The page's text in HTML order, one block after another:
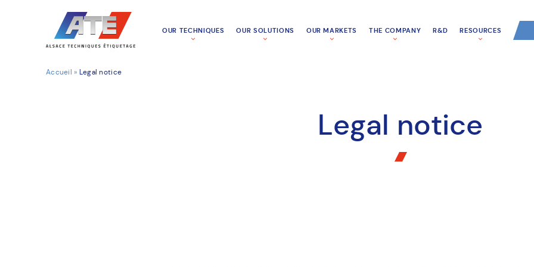
OUR TECHNIQUES OUR SOLUTIONS OUR MARKETS THE COMPANY R&D RESOURCES
Accueil » Legal notice
Legal notice